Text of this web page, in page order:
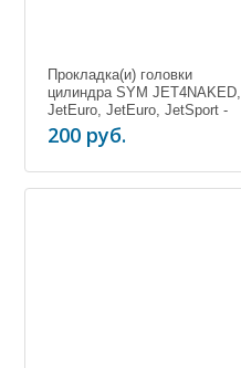
Прокладка(и) головки
цилиндра SYM JET4NAKED,
JetEuro, JetEuro, JetSport -
50
200 руб.